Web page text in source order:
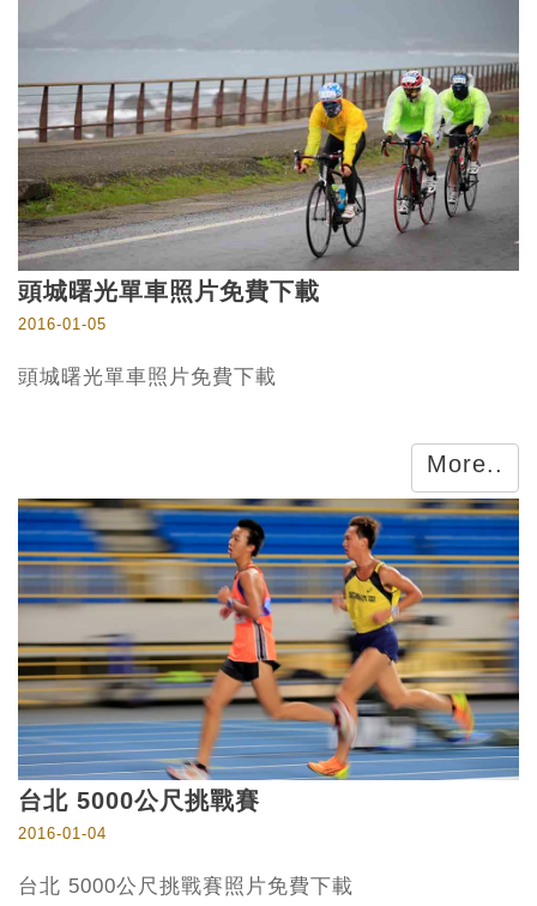
頭城曙光單車照片免費下載
2016-01-05
頭城曙光單車照片免費下載
More..
台北 5000公尺挑戰賽
2016-01-04
台北 5000公尺挑戰賽照片免費下載